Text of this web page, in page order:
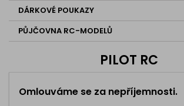
DÁRKOVÉ POUKAZY
PŮJČOVNA RC-MODELŮ
PILOT RC
Omlouváme se za nepříjemnosti.